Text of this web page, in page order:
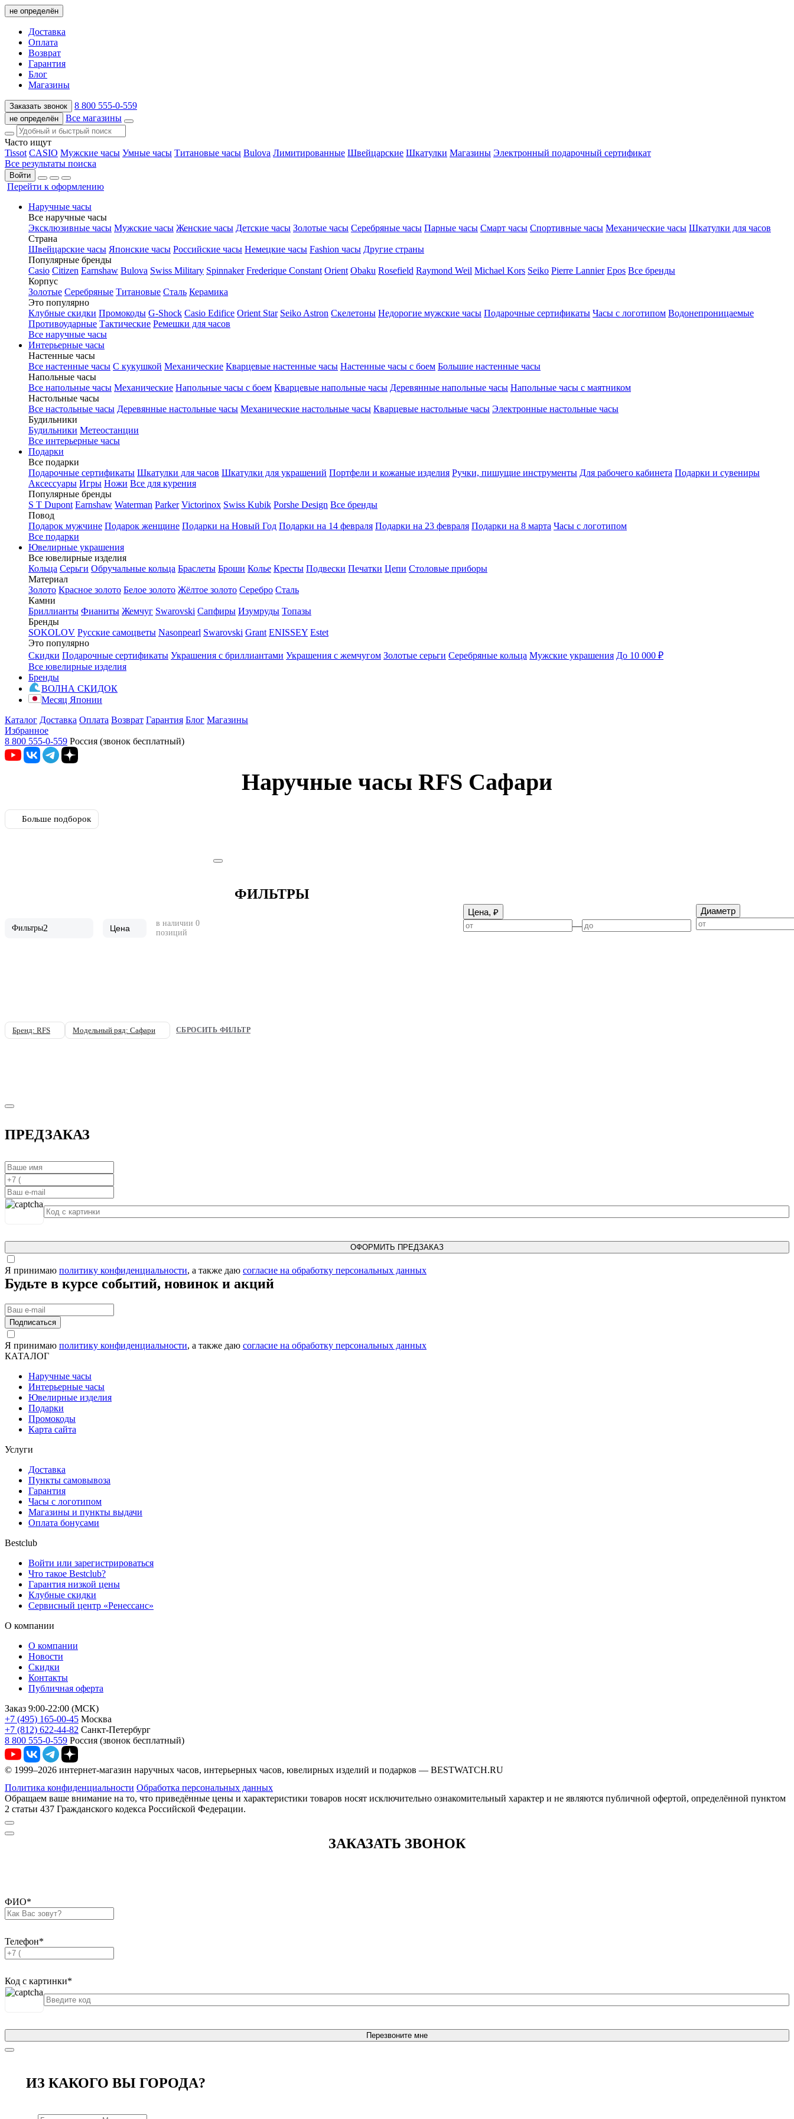
не определён
Доставка
Оплата
Возврат
Гарантия
Блог
Магазины
Заказать звонок 8 800 555-0-559
не определён Все магазины
Часто ищут
Tissot CASIO Мужские часы Умные часы Титановые часы Bulova Лимитированные Швейцарские Шкатулки Магазины Электронный подарочный сертификат
Все результаты поиска
Войти
Перейти к оформлению
Наручные часы
Все наручные часы
Эксклюзивные часы Мужские часы Женские часы Детские часы Золотые часы Серебряные часы Парные часы Смарт часы Спортивные часы Механические часы Шкатулки для часов
Страна
Швейцарские часы Японские часы Российские часы Немецкие часы Fashion часы Другие страны
Популярные бренды
Casio Citizen Earnshaw Bulova Swiss Military Spinnaker Frederique Constant Orient Obaku Rosefield Raymond Weil Michael Kors Seiko Pierre Lannier Epos Все бренды
Корпус
Золотые Серебряные Титановые Сталь Керамика
Это популярно
Клубные скидки Промокоды G-Shock Casio Edifice Orient Star Seiko Astron Скелетоны Недорогие мужские часы Подарочные сертификаты Часы с логотипом Водонепроницаемые
Противоударные Тактические Ремешки для часов
Все наручные часы
Интерьерные часы
Настенные часы
Все настенные часы С кукушкой Механические Кварцевые настенные часы Настенные часы с боем Большие настенные часы
Напольные часы
Все напольные часы Механические Напольные часы с боем Кварцевые напольные часы Деревянные напольные часы Напольные часы с маятником
Настольные часы
Все настольные часы Деревянные настольные часы Механические настольные часы Кварцевые настольные часы Электронные настольные часы
Будильники
Будильники Метеостанции
Все интерьерные часы
Подарки
Все подарки
Подарочные сертификаты Шкатулки для часов Шкатулки для украшений Портфели и кожаные изделия Ручки, пишущие инструменты Для рабочего кабинета Подарки и сувениры
Аксессуары Игры Ножи Все для курения
Популярные бренды
S T Dupont Earnshaw Waterman Parker Victorinox Swiss Kubik Porshe Design Все бренды
Повод
Подарок мужчине Подарок женщине Подарки на Новый Год Подарки на 14 февраля Подарки на 23 февраля Подарки на 8 марта Часы с логотипом
Все подарки
Ювелирные украшения
Все ювелирные изделия
Кольца Серьги Обручальные кольца Браслеты Броши Колье Кресты Подвески Печатки Цепи Столовые приборы
Материал
Золото Красное золото Белое золото Жёлтое золото Серебро Сталь
Камни
Бриллианты Фианиты Жемчуг Swarovski Сапфиры Изумруды Топазы
Бренды
SOKOLOV Русские самоцветы Nasonpearl Swarovski Grant ENISSEY Estet
Это популярно
Скидки Подарочные сертификаты Украшения с бриллиантами Украшения с жемчугом Золотые серьги Серебряные кольца Мужские украшения До 10 000 ₽
Все ювелирные изделия
Бренды
ВОЛНА СКИДОК
Месяц Японии
Каталог Доставка Оплата Возврат Гарантия Блог Магазины
Избранное
8 800 555-0-559 Россия (звонок бесплатный)
Наручные часы RFS Сафари
Больше подборок
Фильтры2 Цена
в наличии 0
позиций
ФИЛЬТРЫ
Цена, ₽
—
Диаметр
Бренд: RFS Модельный ряд: Сафари СБРОСИТЬ ФИЛЬТР
ПРЕДЗАКАЗ
ОФОРМИТЬ ПРЕДЗАКАЗ
Я принимаю политику конфиденциальности, а также даю согласие на обработку персональных данных
Будьте в курсе событий, новинок и акций
Подписаться
Я принимаю политику конфиденциальности, а также даю согласие на обработку персональных данных
КАТАЛОГ
Наручные часы
Интерьерные часы
Ювелирные изделия
Подарки
Промокоды
Карта сайта
Услуги
Доставка
Пункты самовывоза
Гарантия
Часы с логотипом
Магазины и пункты выдачи
Оплата бонусами
Bestclub
Войти или зарегистрироваться
Что такое Bestclub?
Гарантия низкой цены
Клубные скидки
Сервисный центр «Ренессанс»
О компании
О компании
Новости
Скидки
Контакты
Публичная оферта
Заказ 9:00-22:00 (МСК)
+7 (495) 165-00-45 Москва
+7 (812) 622-44-82 Санкт-Петербург
8 800 555-0-559 Россия (звонок бесплатный)
© 1999–2026 интернет-магазин наручных часов, интерьерных часов, ювелирных изделий и подарков — BESTWATCH.RU
Политика конфиденциальности Обработка персональных данных
Обращаем ваше внимание на то, что приведённые цены и характеристики товаров носят исключительно ознакомительный характер и не являются публичной офертой, определённой пунктом
2 статьи 437 Гражданского кодекса Российской Федерации.
ЗАКАЗАТЬ ЗВОНОК
ФИО*
Телефон*
Код с картинки*
Перезвоните мне
ИЗ КАКОГО ВЫ ГОРОДА?